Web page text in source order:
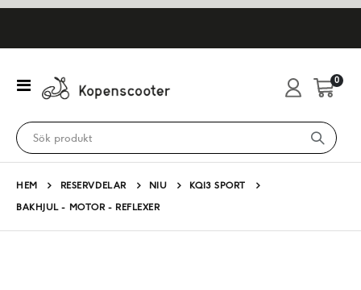
Växla
Nav
Cart
0
HEM RESERVDELAR NIU
KQI3 SPORT
BAKHJUL - MOTOR - REFLEXER